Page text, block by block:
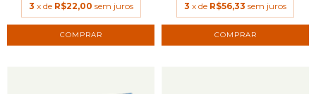
3 x de R$22,00 sem juros 3 x de R$56,33 sem juros